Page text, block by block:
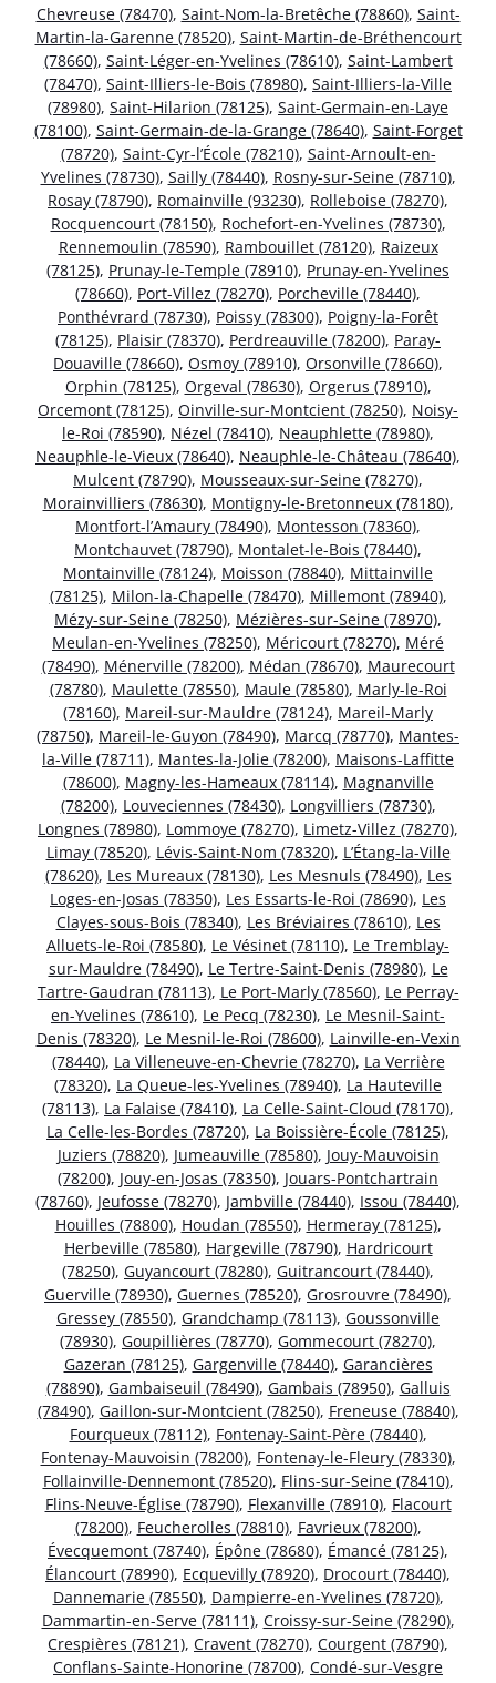
Chevreuse (78470), Saint-Nom-la-Bretêche (78860), Saint-
Martin-la-Garenne (78520), Saint-Martin-de-Bréthencourt
(78660), Saint-Léger-en-Yvelines (78610), Saint-Lambert
(78470), Saint-Illiers-le-Bois (78980), Saint-Illiers-la-Ville
(78980), Saint-Hilarion (78125), Saint-Germain-en-Laye
(78100), Saint-Germain-de-la-Grange (78640), Saint-Forget
(78720), Saint-Cyr-l’École (78210), Saint-Arnoult-en-
Yvelines (78730), Sailly (78440), Rosny-sur-Seine (78710),
Rosay (78790), Romainville (93230), Rolleboise (78270),
Rocquencourt (78150), Rochefort-en-Yvelines (78730),
Rennemoulin (78590), Rambouillet (78120), Raizeux
(78125), Prunay-le-Temple (78910), Prunay-en-Yvelines
(78660), Port-Villez (78270), Porcheville (78440),
Ponthévrard (78730), Poissy (78300), Poigny-la-Forêt
(78125), Plaisir (78370), Perdreauville (78200), Paray-
Douaville (78660), Osmoy (78910), Orsonville (78660),
Orphin (78125), Orgeval (78630), Orgerus (78910),
Orcemont (78125), Oinville-sur-Montcient (78250), Noisy-
le-Roi (78590), Nézel (78410), Neauphlette (78980),
Neauphle-le-Vieux (78640), Neauphle-le-Château (78640),
Mulcent (78790), Mousseaux-sur-Seine (78270),
Morainvilliers (78630), Montigny-le-Bretonneux (78180),
Montfort-l’Amaury (78490), Montesson (78360),
Montchauvet (78790), Montalet-le-Bois (78440),
Montainville (78124), Moisson (78840), Mittainville
(78125), Milon-la-Chapelle (78470), Millemont (78940),
Mézy-sur-Seine (78250), Mézières-sur-Seine (78970),
Meulan-en-Yvelines (78250), Méricourt (78270), Méré
(78490), Ménerville (78200), Médan (78670), Maurecourt
(78780), Maulette (78550), Maule (78580), Marly-le-Roi
(78160), Mareil-sur-Mauldre (78124), Mareil-Marly
(78750), Mareil-le-Guyon (78490), Marcq (78770), Mantes-
la-Ville (78711), Mantes-la-Jolie (78200), Maisons-Laffitte
(78600), Magny-les-Hameaux (78114), Magnanville
(78200), Louveciennes (78430), Longvilliers (78730),
Longnes (78980), Lommoye (78270), Limetz-Villez (78270),
Limay (78520), Lévis-Saint-Nom (78320), L’Étang-la-Ville
(78620), Les Mureaux (78130), Les Mesnuls (78490), Les
Loges-en-Josas (78350), Les Essarts-le-Roi (78690), Les
Clayes-sous-Bois (78340), Les Bréviaires (78610), Les
Alluets-le-Roi (78580), Le Vésinet (78110), Le Tremblay-
sur-Mauldre (78490), Le Tertre-Saint-Denis (78980), Le
Tartre-Gaudran (78113), Le Port-Marly (78560), Le Perray-
en-Yvelines (78610), Le Pecq (78230), Le Mesnil-Saint-
Denis (78320), Le Mesnil-le-Roi (78600), Lainville-en-Vexin
(78440), La Villeneuve-en-Chevrie (78270), La Verrière
(78320), La Queue-les-Yvelines (78940), La Hauteville
(78113), La Falaise (78410), La Celle-Saint-Cloud (78170),
La Celle-les-Bordes (78720), La Boissière-École (78125),
Juziers (78820), Jumeauville (78580), Jouy-Mauvoisin
(78200), Jouy-en-Josas (78350), Jouars-Pontchartrain
(78760), Jeufosse (78270), Jambville (78440), Issou (78440),
Houilles (78800), Houdan (78550), Hermeray (78125),
Herbeville (78580), Hargeville (78790), Hardricourt
(78250), Guyancourt (78280), Guitrancourt (78440),
Guerville (78930), Guernes (78520), Grosrouvre (78490),
Gressey (78550), Grandchamp (78113), Goussonville
(78930), Goupillières (78770), Gommecourt (78270),
Gazeran (78125), Gargenville (78440), Garancières
(78890), Gambaiseuil (78490), Gambais (78950), Galluis
(78490), Gaillon-sur-Montcient (78250), Freneuse (78840),
Fourqueux (78112), Fontenay-Saint-Père (78440),
Fontenay-Mauvoisin (78200), Fontenay-le-Fleury (78330),
Follainville-Dennemont (78520), Flins-sur-Seine (78410),
Flins-Neuve-Église (78790), Flexanville (78910), Flacourt
(78200), Feucherolles (78810), Favrieux (78200),
Évecquemont (78740), Épône (78680), Émancé (78125),
Élancourt (78990), Ecquevilly (78920), Drocourt (78440),
Dannemarie (78550), Dampierre-en-Yvelines (78720),
Dammartin-en-Serve (78111), Croissy-sur-Seine (78290),
Crespières (78121), Cravent (78270), Courgent (78790),
Conflans-Sainte-Honorine (78700), Condé-sur-Vesgre